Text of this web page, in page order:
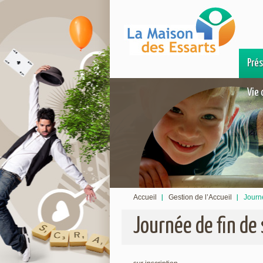
Vie
Accueil Gestion de l’Accueil
Journée de fin